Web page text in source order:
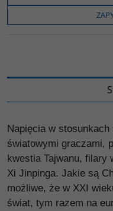
o
e
i
n
k
Napięcia w
światowymi graczami,
kwestia Tajwanu, filary
Xi Jinpinga. Jakie są
możliwe, że w XXI
świat, tym razem na